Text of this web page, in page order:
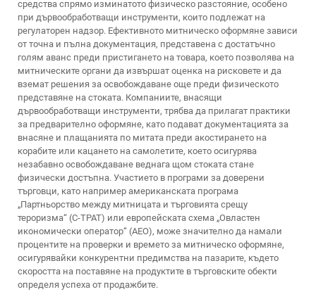
средства спрямо изминатото физическо разстояние, особено
при дървообработващи инструменти, които подлежат на
регулаторен надзор. Ефективното митническо оформяне зависи
от точна и пълна документация, представена с достатъчно
голям аванс преди пристигането на товара, което позволява на
митническите органи да извършат оценка на рисковете и да
вземат решения за освобождаване още преди физическото
представяне на стоката. Компаниите, внасящи
дървообработващи инструменти, трябва да прилагат практики
за предварително оформяне, като подават документацията за
внасяне и плащанията по митата преди акостирането на
корабите или кацането на самолетите, което осигурява
незабавно освобождаване веднага щом стоката стане
физически достъпна. Участието в програми за доверени
търговци, като например американската програма
„Партньорство между митницата и търговията срещу
тероризма“ (C-TPAT) или европейската схема „Овластен
икономически оператор“ (AEO), може значително да намали
процентите на проверки и времето за митническо оформяне,
осигурявайки конкурентни предимства на пазарите, където
скоростта на поставяне на продуктите в търговските обекти
определя успеха от продажбите.